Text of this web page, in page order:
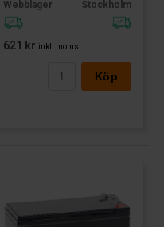
solpaneler så att du kan
söker många på
urladdas)
urladdning ger mer
Webblager
Stockholm
621 kr inkl. moms
Köp